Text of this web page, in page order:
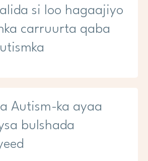
si loo hagaajiyo
carruurta qaba
Autism-ka ayaa
bulshada